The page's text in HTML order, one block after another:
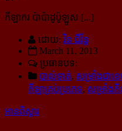
កីឡាករ ប៉ាប៉ាដូប៉ូឡូស [...]
ដោយ: វិន ជីវ័ន្ត
March 11, 2013
ប្រធានបទ:
បាល់ទាត់, សម្រាំងជាខេ
កីឡាគ្រប់ប្រភេទ, សម្រាំងកី
អានពិស្ដារ